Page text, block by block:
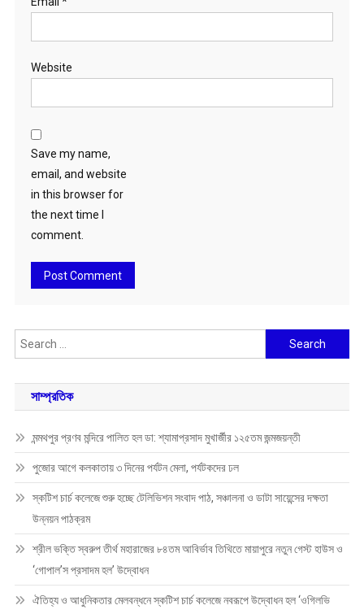
Website
Save my name,
email, and website
in this browser for
the next time I
comment.
Search
for:
সাম্প্রতিক
মন্মথপুর প্রণব মন্দিরে পালিত হল ডা: শ্যামাপ্রসাদ মুখার্জীর ১২৫তম জন্মজয়ন্তী
পুজোর আগে কলকাতায় ৩ দিনের পর্যটন মেলা, পর্যটকদের ঢল
স্কটিশ চার্চ কলেজে শুরু হচ্ছে টেলিভিশন সংবাদ পাঠ, সঞ্চালনা ও ডাটা সায়েন্সের দক্ষতা
উন্নয়ন পাঠক্রম
শ্রীল ভক্তি স্বরুপ তীর্থ মহারাজের ৮৪তম আবির্ভাব তিথিতে মায়াপুরে নতুন গেস্ট হাউস ও
‘গোপাল’স প্রসাদম হল’ উদ্বোধন
ঐতিহ্য ও আধুনিকতার মেলবন্ধনে স্কটিশ চার্চ কলেজে নবরূপে উদ্বোধন হল ‘ওগিলভি